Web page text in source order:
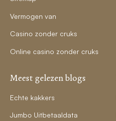
Vermogen van
Casino zonder cruks
Online casino zonder cruks
Meest gelezen blogs
Echte kakkers
Jumbo Uitbetaaldata